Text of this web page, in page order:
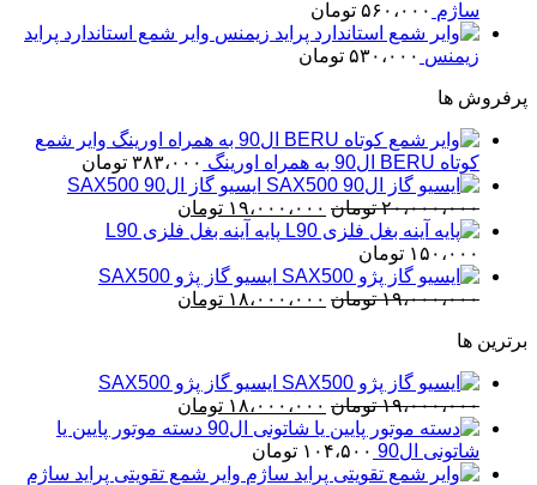
ساژم ۵۶۰،۰۰۰ تومان
وایر شمع استاندارد پراید
زیمنس ۵۳۰،۰۰۰ تومان
پرفروش ها
وایر شمع
کوتاه BERU ال90 به همراه اورینگ
۳۸۳،۰۰۰ تومان
ایسیو گاز ال90 SAX500
۲۰،۰۰۰،۰۰۰ تومان قیمت
اصلی
بود.
۱۹،۰۰۰،۰۰۰ تومان
فعلی
است.
پایه آینه بغل فلزی L90
۱۵۰،۰۰۰ تومان
ایسیو گاز پژو SAX500
۱۹،۰۰۰،۰۰۰ تومان قیمت
۱۸،۰۰۰،۰۰۰ تومان
برترین ها
ایسیو گاز پژو SAX500
۱۹،۰۰۰،۰۰۰ تومان قیمت
اصلی
بود.
۱۸،۰۰۰،۰۰۰ تومان
فعلی
است.
دسته موتور پایین یا
شاتونی ال90
۱۰۴،۵۰۰ تومان
وایر شمع تقویتی پراید ساژم